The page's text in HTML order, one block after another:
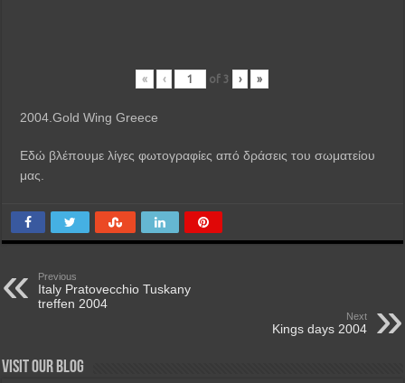
« ‹ of 3 › »
2004.Gold Wing Greece
Εδώ βλέπουμε λίγες φωτογραφίες από δράσεις του σωματείου
μας.
Previous
Italy Pratovecchio Tuskany
treffen 2004
Next
Kings days 2004
Visit our Blog